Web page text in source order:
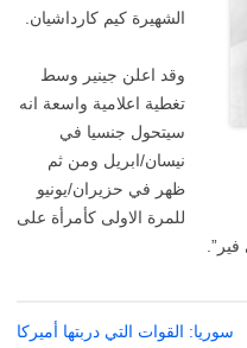
الشهيرة كيم كارداشيان.
وقد اعلن جينير وسط
تغطية اعلامية واسعة انه
سيتحول جنسيا في
نيسان/ابريل ومن ثم
ظهر في حزيران/يونيو
للمرة الاولى كأمرأة على
سوريا: القوات التي دربتها أميركا